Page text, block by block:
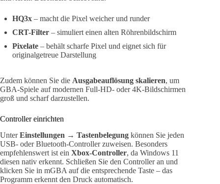
HQ3x – macht die Pixel weicher und runder
CRT-Filter – simuliert einen alten Röhrenbildschirm
Pixelate – behält scharfe Pixel und eignet sich für
originalgetreue Darstellung
Zudem können Sie die Ausgabeauflösung skalieren, um
GBA-Spiele auf modernen Full-HD- oder 4K-Bildschirmen
groß und scharf darzustellen.
Controller einrichten
UnterEinstellungen → Tastenbelegung können Sie jeden
USB- oder Bluetooth-Controller zuweisen. Besonders
empfehlenswert ist ein Xbox-Controller, da Windows 11
diesen nativ erkennt. Schließen Sie den Controller an und
klicken Sie in mGBA auf die entsprechende Taste – das
Programm erkennt den Druck automatisch.